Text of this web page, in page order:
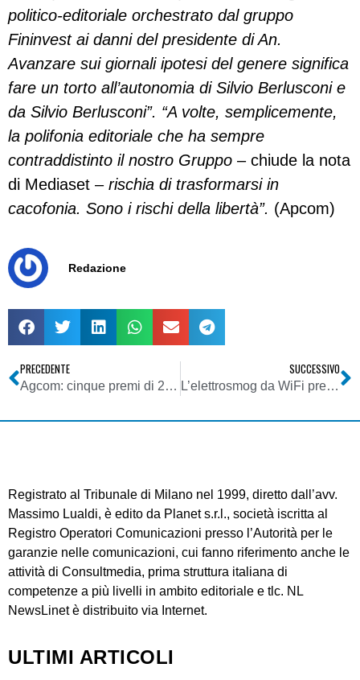
politico-editoriale orchestrato dal gruppo
Fininvest ai danni del presidente di An.
Avanzare sui giornali ipotesi del genere significa
fare un torto all’autonomia di Silvio Berlusconi e
da Silvio Berlusconi”. “A volte, semplicemente,
la polifonia editoriale che ha sempre
contraddistinto il nostro Gruppo – chiude la nota
di Mediaset –rischia di trasformarsi in
cacofonia. Sono i rischi della libertà”. (Apcom)
Redazione
PRECEDENTE
Agcom: cinque premi di 2000€ assegnati dal Consiglio Nazionale degli Utenti a cinque tesi di laurea su: “Media e Minori”
SUCCESSIVO
L’elettrosmog da WiFi preoccupa gli inglesi
Registrato al Tribunale di Milano nel 1999, diretto dall’avv.
Massimo Lualdi, è edito da Planet s.r.l., società iscritta al
Registro Operatori Comunicazioni presso l’Autorità per le
garanzie nelle comunicazioni, cui fanno riferimento anche le
attività di Consultmedia, prima struttura italiana di
competenze a più livelli in ambito editoriale e tlc. NL
NewsLinet è distribuito via Internet.
ULTIMI ARTICOLI